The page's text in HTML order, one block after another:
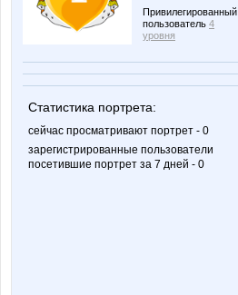
Привилегированный
пользователь 4
уровня
Статистика портрета:
сейчас просматривают портрет - 0
зарегистрированные пользователи
посетившие портрет за 7 дней - 0